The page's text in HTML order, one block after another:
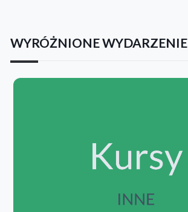
WYRÓŻNIONE WYDARZENIE